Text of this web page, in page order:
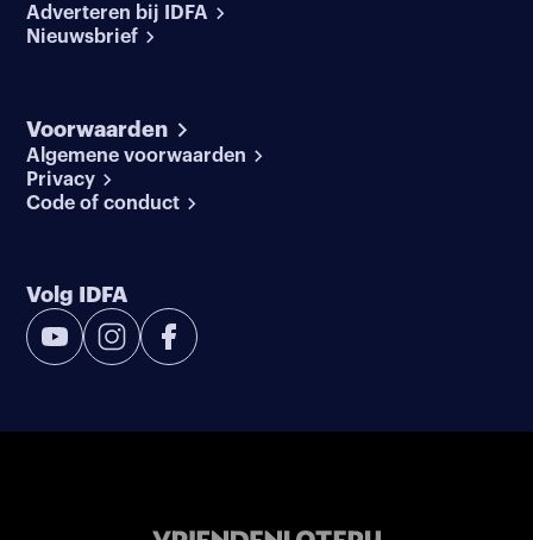
Adverteren bij IDFA
Nieuwsbrief
Voorwaarden
Algemene voorwaarden
Privacy
Code of conduct
Volg IDFA